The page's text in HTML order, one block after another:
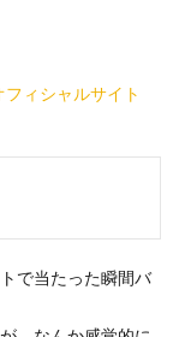
フィシャルサイト
で当たった瞬間バ